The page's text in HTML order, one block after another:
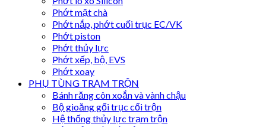
Phớt mặt chà
Phớt nắp, phớt cuối trục EC/VK
Phớt piston
Phớt thủy lực
Phớt xếp, bộ, EVS
Phớt xoay
PHỤ TÙNG TRẠM TRỘN
Bánh răng côn xoắn và vành chậu
Bộ gioăng gối trục cối trộn
Hệ thống thủy lực trạm trộn